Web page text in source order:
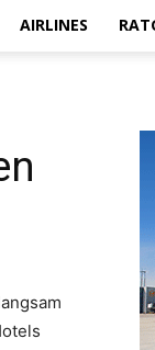
AIRLINES